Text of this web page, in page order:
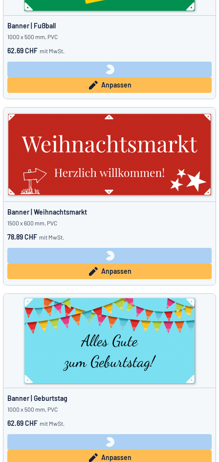
Banner | Fußball
1000 x 500 mm, PVC
62.69 CHF mit MwSt.
Anpassen
Banner | Weihnachtsmarkt
1500 x 600 mm, PVC
78.89 CHF mit MwSt.
Anpassen
Banner | Geburtstag
1000 x 500 mm, PVC
62.69 CHF mit MwSt.
Anpassen